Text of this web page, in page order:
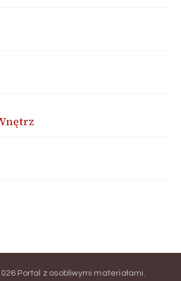
Portal z osobliwymi materiałami